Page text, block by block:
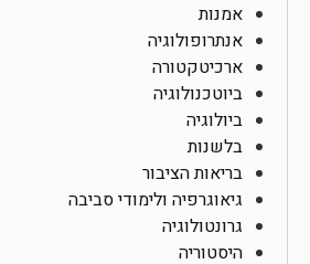
אמנות
אנתרופולוגיה
ארכיטקטורה
ביוטכנולוגיה
ביולוגיה
בלשנות
בריאות הציבור
גיאוגרפיה ולימודי סביבה
גרונטולוגיה
היסטוריה